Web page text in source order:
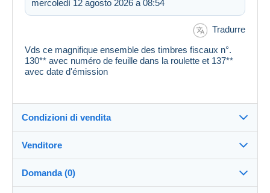
mercoledì 12 agosto 2026 a 08:54
Tradurre
Vds ce magnifique ensemble des timbres fiscaux n°.
130** avec numéro de feuille dans la roulette et 137**
avec date d'émission
Condizioni di vendita
Destinazione:
Vedi l'elenco dei paesi
Invio:
Venditore
fredheidi68100%(2547x)
Domanda (0)